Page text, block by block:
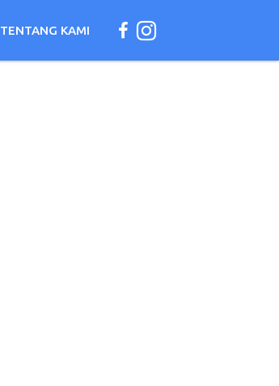
TENTANG KAMI